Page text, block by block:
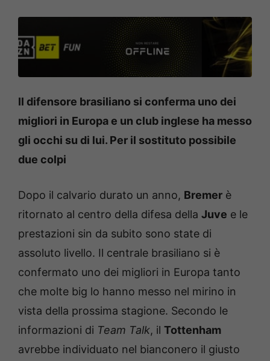
Il difensore brasiliano si conferma uno dei
migliori in Europa e un club inglese ha messo
gli occhi su di lui. Per il sostituto possibile
due colpi
Dopo il calvario durato un anno, Bremer è
ritornato al centro della difesa della Juve e le
prestazioni sin da subito sono state di
assoluto livello. Il centrale brasiliano si è
confermato uno dei migliori in Europa tanto
che molte big lo hanno messo nel mirino in
vista della prossima stagione. Secondo le
informazioni di Team Talk, il Tottenham
avrebbe individuato nel bianconero il giusto